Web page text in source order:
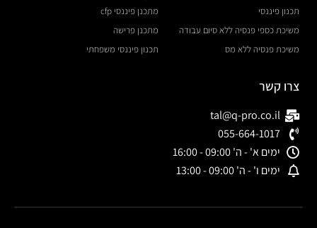
תכנון פיננסי
משיכת כספי פנסיה ללא סיום עבודה
משיכת פנסיה ללא מס
מתכנן פיננסי cfp
מתכנן פרישה
תכנון פיננסי משפחתי
צרו קשר
tal@q-pro.co.il
055-664-1017
ימים א' - ה' 09:00 - 16:00
ימים ו' - ה' 09:00 - 13:00